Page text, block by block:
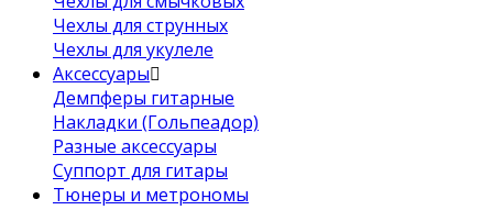
Чехлы для струнных
Чехлы для укулеле
Аксессуары
Демпферы гитарные
Накладки (Гольпеадор)
Разные аксессуары
Суппорт для гитары
Тюнеры и метрономы